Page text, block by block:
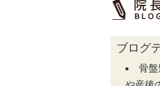
ブログ
骨盤